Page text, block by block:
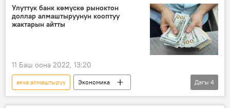
мониторинг
Кыргызстан
Улуттук банк көмүскө рыноктон
доллар алмаштыруунун кооптуу
жактарын айтты
11 Баш оона 2022, 13:20
акча алмаштыруу
Экономика
Улуттук банк
көмүскө
рынок
Дагы 4